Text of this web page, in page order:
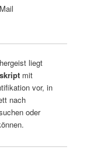
liegt
mit
vor, in
nach
oder